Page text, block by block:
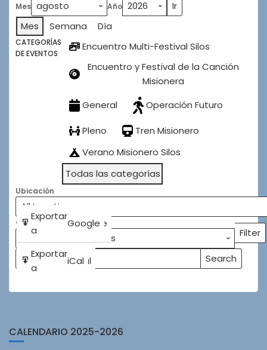
Silos
2026
Mes Año
Mes Semana Día
CATEGORÍAS
DE EVENTOS
Encuentro Multi-Festival Silos
Encuentro y Festival de la Canción
Misionera
General
Operación Futuro
Pleno
Tren Misionero
Verano Misionero Silos
Todas las categorías
Subscribe
in
Google
Subscribe
in
iCal
Exportar
a
Google
Exportar
a
iCal
Ubicación
Categorías
Filter
Buscar
Search
Events
CALENDARIO 2025-2026